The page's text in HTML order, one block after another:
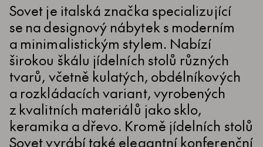
Sovet je italská značka specializující
se na designový nábytek s moderním
a minimalistickým stylem. Nabízí
širokou škálu jídelních stolů různých
tvarů, včetně kulatých, obdélníkových
a rozkládacích variant, vyrobených
z kvalitních materiálů jako sklo,
keramika a dřevo. Kromě jídelních stolů
Sovet vyrábí také elegantní konferenční